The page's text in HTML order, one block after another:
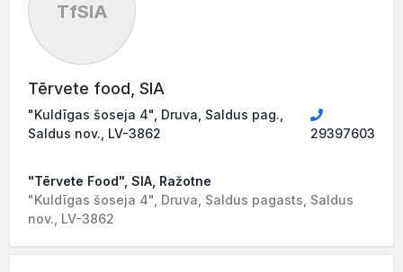
TfSIA
Tērvete food, SIA
"Kuldīgas šoseja 4", Druva, Saldus pag.,
Saldus nov., LV-3862
29397603
"Tērvete Food", SIA, Ražotne
"Kuldīgas šoseja 4", Druva, Saldus pagasts, Saldus
nov., LV-3862